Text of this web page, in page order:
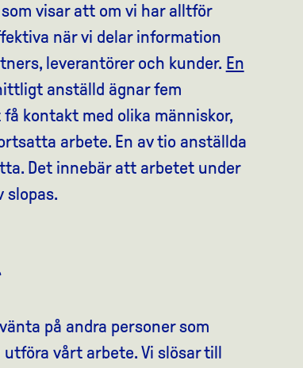
visar att om vi har alltför
när vi delar information
leverantörer och kunder. En
anställd ägnar fem
kontakt med olika människor,
arbete. En av tio anställda
Det innebär att arbetet under
slopas.
på andra personer som
vårt arbete. Vi slösar till